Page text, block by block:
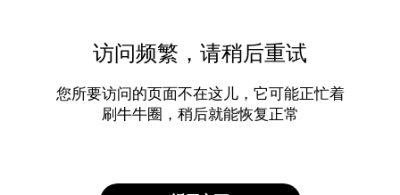
访问频繁，请稍后重试
您所要访问的页面不在这儿，它可能正忙着
刷牛牛圈，稍后就能恢复正常